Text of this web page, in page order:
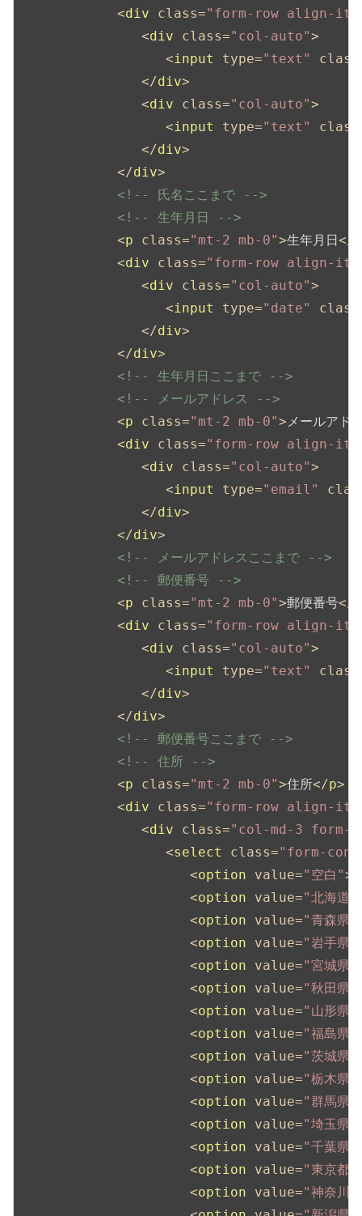
<div class="form-row align-
<div class="col-auto">
<input type="text" class
</div>
<div class="col-auto">
<input type="text" class
</div>
</div>
<!-- 氏名ここまで -->
<!-- 生年月日 -->
<p class="mt-2 mb-0">生年月日</
<div class="form-row align-
<div class="col-auto">
<input type="date" class
</div>
</div>
<!-- 生年月日ここまで -->
<!-- メールアドレス -->
<p class="mt-2 mb-0">メールアド
<div class="form-row align-
<div class="col-auto">
<input type="email"
</div>
</div>
<!-- メールアドレスここまで -->
<!-- 郵便番号 -->
<p class="mt-2 mb-0">郵便番号</
<div class="form-row align-
<div class="col-auto">
<input type="text" class
</div>
</div>
<!-- 郵便番号ここまで -->
<!-- 住所 -->
<p class="mt-2 mb-0">住所</p>
<div class="form-row align-
<div class="col-md-3 form-
<select class="form-
<option value="空白">
<option value="北海道"
<option value="青森県"
<option value="岩手県"
<option value="宮城県"
<option value="秋田県"
<option value="山形県"
<option value="福島県"
<option value="茨城県"
<option value="栃木県"
<option value="群馬県"
<option value="埼玉県"
<option value="千葉県"
<option value="東京都"
<option value="神奈川